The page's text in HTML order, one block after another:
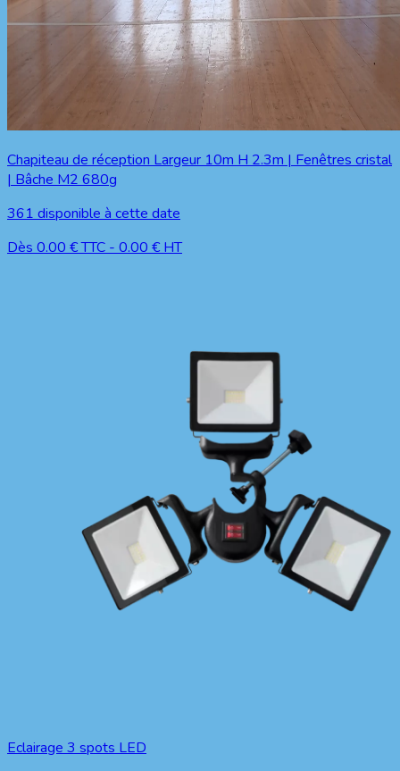
Chapiteau de réception Largeur 10m H 2.3m | Fenêtres cristal
| Bâche M2 680g
361 disponible à cette date
Dès 0.00 € TTC - 0.00 € HT
Eclairage 3 spots LED